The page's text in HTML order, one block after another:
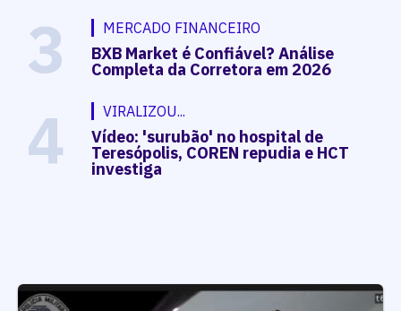
3 MERCADO FINANCEIRO
BXB Market é Confiável? Análise
Completa da Corretora em 2026
4 VIRALIZOU...
Vídeo: 'surubão' no hospital de
Teresópolis, COREN repudia e HCT
investiga